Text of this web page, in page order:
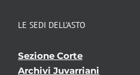
LE SEDI DELL’ASTO
Sezione Corte
Archivi Juvarriani